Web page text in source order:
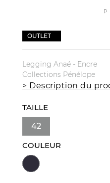
OUTLET
Legging Anaé - Encre
Collections Pénélope
> Description du
TAILLE
42
COULEUR